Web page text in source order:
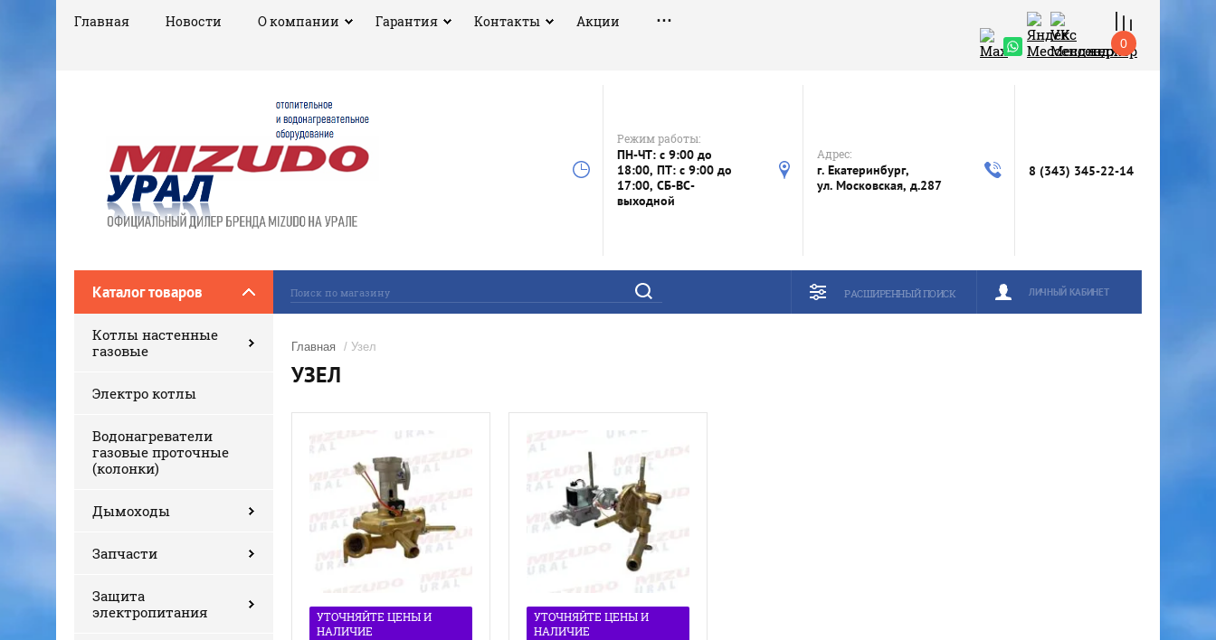
Главная Новости О компании Гарантия Контакты Акции
0
Режим работы:
ПН-ЧТ: с 9:00 до
18:00, ПТ: с 9:00 до
17:00, СБ-ВС-
выходной
Адрес:
г. Екатеринбург,
ул. Московская, д.287
8 (343) 345-22-14
Каталог товаров ЛИЧНЫЙ КАБИНЕТ
РАСШИРЕННЫЙ ПОИСК
Котлы настенные
газовые
Электро котлы
Водонагреватели
газовые проточные
(колонки)
Дымоходы
Запчасти
Защита
электропитания
Главная / Узел
УЗЕЛ
УТОЧНЯЙТЕ ЦЕНЫ И
НАЛИЧИЕ
УТОЧНЯЙТЕ ЦЕНЫ И
НАЛИЧИЕ